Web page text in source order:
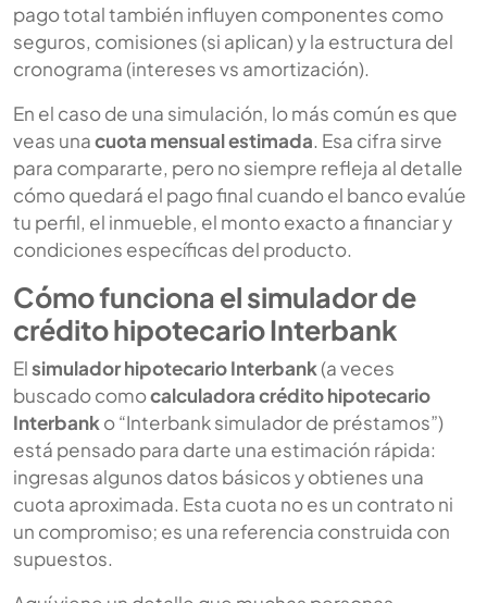
pago total también influyen componentes como
seguros, comisiones (si aplican) y la estructura del
cronograma (intereses vs amortización).
En el caso de una simulación, lo más común es que
veas unacuota mensual estimada. Esa cifra sirve
para compararte, pero no siempre refleja al detalle
cómo quedará el pago final cuando el banco evalúe
tu perfil, el inmueble, el monto exacto a financiar y
condiciones específicas del producto.
Cómo funciona el simulador de
crédito hipotecario Interbank
Elsimulador hipotecario Interbank (a veces
buscado comocalculadora crédito hipotecario
Interbank o “Interbank simulador de préstamos”)
está pensado para darte una estimación rápida:
ingresas algunos datos básicos y obtienes una
cuota aproximada. Esta cuota no es un contrato ni
un compromiso; es una referencia construida con
supuestos.